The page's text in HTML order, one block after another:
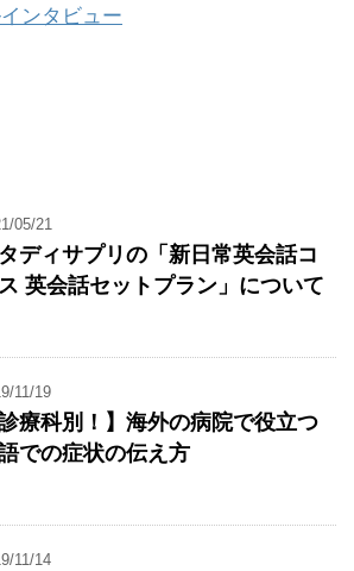
ンタビュー
05/21
ディサプリの「新日常英会話コ
英会話セットプラン」について
11/19
診療科別！】海外の病院で役立つ
での症状の伝え方
11/14